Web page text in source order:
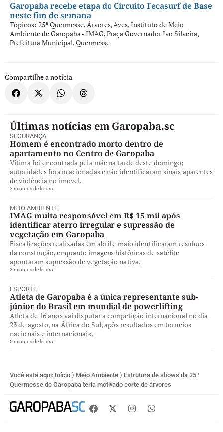
Garopaba recebe etapa do Circuito Fecasurf de Base
neste fim de semana
Tópicos: 25ª Quermesse,Árvores,Aves,Instituto de Meio
Ambiente de Garopaba - IMAG,Praça Governador Ivo Silveira,
Prefeitura Municipal,Quermesse
Compartilhe a notícia
Últimas notícias em Garopaba.sc
SEGURANÇA
Homem é encontrado morto dentro de
apartamento no Centro de Garopaba
Vítima foi encontrada pela mãe na tarde deste domingo;
autoridades foram acionadas e não identificaram sinais aparentes
de violência no imóvel.
2 minutos de leitura
MEIO AMBIENTE
IMAG multa responsável em R$ 15 mil após
identificar aterro irregular e supressão de
vegetação em Garopaba
Fiscalizações realizadas em abril e maio identificaram resíduos
da construção, enquanto imagens históricas de satélite
apontaram supressão de vegetação nativa.
3 minutos de leitura
ESPORTE
Atleta de Garopaba é a única representante sub-
júnior do Brasil em mundial de powerlifting
Atleta de 16 anos vai disputar a competição internacional no dia
23 de agosto, na África do Sul, após resultados em torneios
nacionais e internacionais.
5 minutos de leitura
Você está aqui: Início ⟩ Meio Ambiente ⟩ Estrutura de shows da 25ª
Quermesse de Garopaba teria motivado corte de árvores